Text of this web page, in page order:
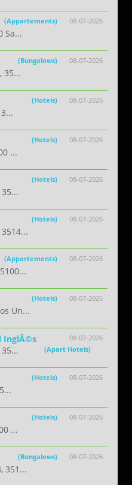
08-07-2026
(Appartements)
Sa...
08-07-2026
(Bungalows)
35...
08-07-2026
(Hotels)
08-07-2026
(Hotels)
...
08-07-2026
(Hotels)
08-07-2026
(Hotels)
08-07-2026
(Appartements)
08-07-2026
(Hotels)
Un...
08-07-2026
InglÃ©s
(Apart Hotels)
08-07-2026
(Hotels)
08-07-2026
(Hotels)
...
08-07-2026
(Bungalows)
351...